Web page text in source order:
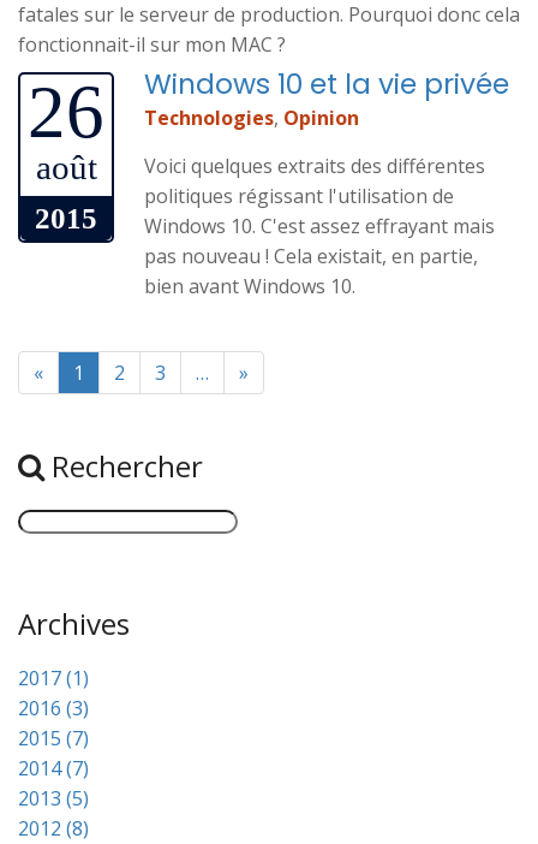
fatales sur le serveur de production. Pourquoi donc cela
fonctionnait-il sur mon MAC ?
26
août
2015
Windows 10 et la vie privée
Technologies, Opinion
Voici quelques extraits des différentes
politiques régissant l'utilisation de
Windows 10. C'est assez effrayant mais
pas nouveau ! Cela existait, en partie,
bien avant Windows 10.
« 1 2 3 … »
Rechercher
Archives
2017 (1)
2016 (3)
2015 (7)
2014 (7)
2013 (5)
2012 (8)